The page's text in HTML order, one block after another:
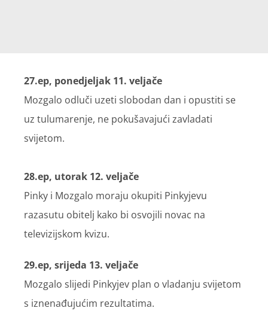
27.ep, ponedjeljak 11. veljače
Mozgalo odluči uzeti slobodan dan i opustiti se
uz tulumarenje, ne pokušavajući zavladati
svijetom.
28.ep, utorak 12. veljače
Pinky i Mozgalo moraju okupiti Pinkyjevu
razasutu obitelj kako bi osvojili novac na
televizijskom kvizu.
29.ep, srijeda 13. veljače
Mozgalo slijedi Pinkyjev plan o vladanju svijetom
s iznenađujućim rezultatima.